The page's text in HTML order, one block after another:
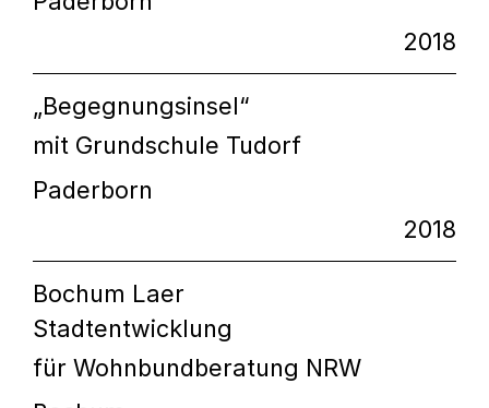
2018
„Begegnungsinsel“
mit Grundschule Tudorf
Paderborn
2018
Bochum Laer
Stadtentwicklung
für Wohnbundberatung NRW